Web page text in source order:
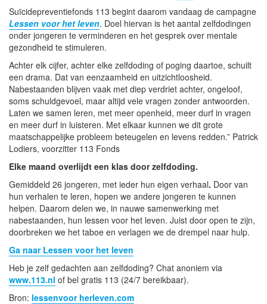
Suïcidepreventiefonds 113 begint daarom vandaag de campagne
Lessen voor het leven. Doel hiervan is het aantal zelfdodingen
onder jongeren te verminderen en het gesprek over mentale
gezondheid te stimuleren.
Achter elk cijfer, achter elke zelfdoding of poging daartoe, schuilt
een drama. Dat van eenzaamheid en uitzichtloosheid.
Nabestaanden blijven vaak met diep verdriet achter, ongeloof,
soms schuldgevoel, maar altijd vele vragen zonder antwoorden.
Laten we samen leren, met meer openheid, meer durf in vragen
en meer durf in luisteren. Met elkaar kunnen we dit grote
maatschappelijke probleem beteugelen en levens redden.” Patrick
Lodiers, voorzitter 113 Fonds
Elke maand overlijdt een klas door zelfdoding.
Gemiddeld 26 jongeren, met ieder hun eigen verhaal. Door van
hun verhalen te leren, hopen we andere jongeren te kunnen
helpen. Daarom delen we, in nauwe samenwerking met
nabestaanden, hun lessen voor het leven. Juist door open te zijn,
doorbreken we het taboe en verlagen we de drempel naar hulp.
Ga naar Lessen voor het leven
Heb je zelf gedachten aan zelfdoding? Chat anoniem via
www.113.nl of bel gratis 113 (24/7 bereikbaar).
Bron: lessenvoor herleven.com